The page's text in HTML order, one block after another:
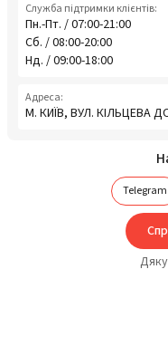
Служба підтримки клієнтів:
Пн.-Пт. / 07:00-21:00
Сб. / 08:00-20:00
Нд. / 09:00-18:00
Адреса:
М. КИЇВ, ВУЛ. КІЛЬЦЕВА
Telegram